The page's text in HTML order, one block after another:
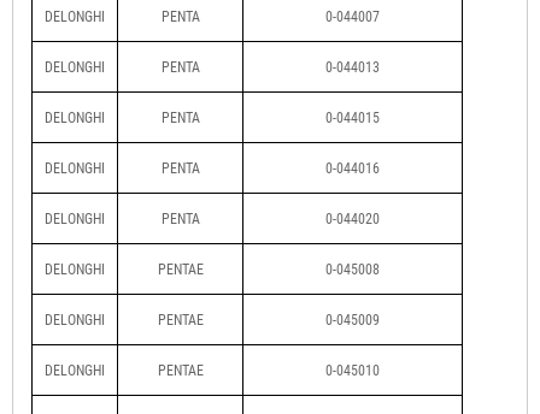
DELONGHI PENTA 0-044007
DELONGHI PENTA 0-044013
DELONGHI PENTA 0-044015
DELONGHI PENTA 0-044016
DELONGHI PENTA 0-044020
DELONGHI PENTAE 0-045008
DELONGHI PENTAE 0-045009
DELONGHI PENTAE 0-045010